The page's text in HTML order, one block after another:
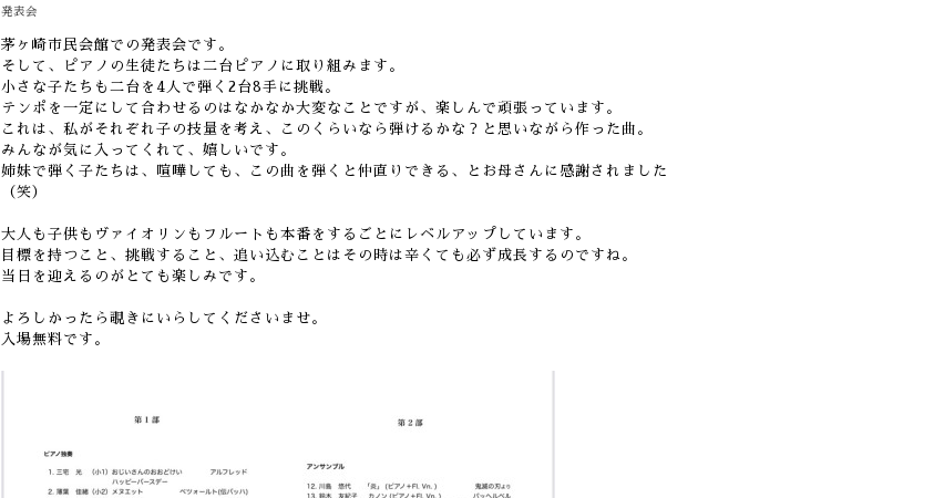
発表会
茅ヶ崎市民会館での発表会です。
そして、ピアノの生徒たちは二台ピアノに取り組みます。
小さな子たちも二台を4人で弾く2台8手に挑戦。
テンポを一定にして合わせるのはなかなか大変なことですが、楽しんで頑張っています。
これは、私がそれぞれ子の技量を考え、このくらいなら弾けるかな？と思いながら作った曲。
みんなが気に入ってくれて、嬉しいです。
姉妹で弾く子たちは、喧嘩しても、この曲を弾くと仲直りできる、とお母さんに感謝されました
（笑）
大人も子供もヴァイオリンもフルートも本番をするごとにレベルアップしています。
目標を持つこと、挑戦すること、追い込むことはその時は辛くても必ず成長するのですね。
当日を迎えるのがとても楽しみです。
よろしかったら覗きにいらしてくださいませ。
入場無料です。